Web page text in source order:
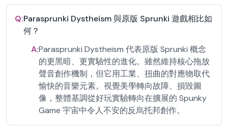
Q:Parasprunki Dystheism 與原版 Sprunki 遊戲相比如
何？
A:Parasprunki Dystheism 代表原版 Sprunki 概念
的更黑暗、更實驗性的進化。雖然維持核心拖放
聲音創作機制，但它用工業、扭曲的對應物取代
愉快的音樂元素。視覺美學轉向故障、損毀圖
像，整體基調從好玩實驗轉向在擴展的 Spunky
Game 宇宙中令人不安的反烏托邦創作。